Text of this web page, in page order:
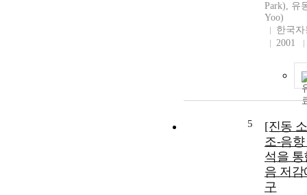
Park), 유
Yoo)
한국
2001
5
[진동
조-음
석을 통
음 저감
구